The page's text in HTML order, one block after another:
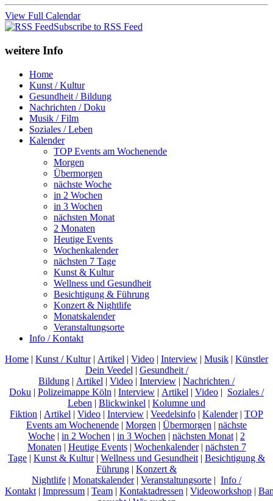
View Full Calendar
Subscribe to RSS Feed
weitere Info
Home
Kunst / Kultur
Gesundheit / Bildung
Nachrichten / Doku
Musik / Film
Soziales / Leben
Kalender
TOP Events am Wochenende
Morgen
Übermorgen
nächste Woche
in 2 Wochen
in 3 Wochen
nächsten Monat
2 Monaten
Heutige Events
Wochenkalender
nächsten 7 Tage
Kunst & Kultur
Wellness und Gesundheit
Besichtigung & Führung
Konzert & Nightlife
Monatskalender
Veranstaltungsorte
Info / Kontakt
Home | Kunst / Kultur| Artikel | Video | Interview | Musik | Künstler
Dein Veedel | Gesundheit /
Bildung | Artikel | Video | Interview | Nachrichten /
Doku | Polizeimappe Köln | Interview | Artikel | Video | Soziales /
Leben | Blickwinkel | Kolumne und
Fiktion | Artikel | Video | Interview | Veedelsinfo | Kalender| TOP
Events am Wochenende | Morgen | Übermorgen | nächste
Woche | in 2 Wochen | in 3 Wochen | nächsten Monat | 2
Monaten | Heutige Events| Wochenkalender| nächsten 7
Tage | Kunst & Kultur| Wellness und Gesundheit | Besichtigung &
Führung | Konzert &
Nightlife | Monatskalender| Veranstaltungsorte | Info /
Kontakt | Impressum | Team | Kontaktadressen | Videoworkshop |